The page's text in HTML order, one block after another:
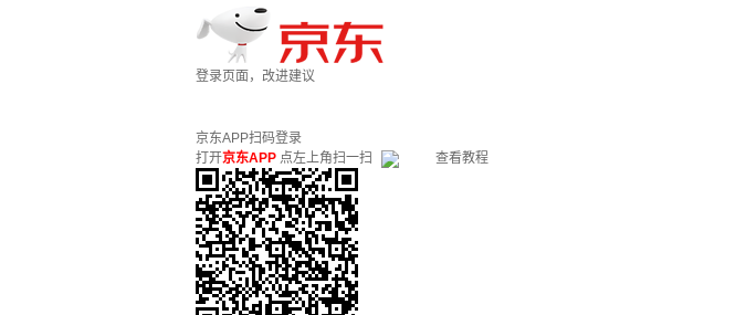
登录页面，改进建议
京东APP扫码登录
打开京东APP 点左上角扫一扫 查看教程